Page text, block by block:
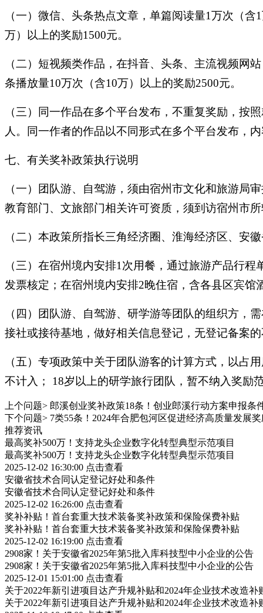
（一）微信、头条热点文章，单篇阅读量1万次（
万）以上的奖励1500元。
（二）短视频类作品，在抖音、头条、主流视频网
条播放量10万次（含10万）以上的奖励2500元。
（三）同一作品在多个平台发布，不重复奖励，
人。同一作者的作品以不同形式在多个平台发布，
七、有关奖补政策执行说明
（一）团队游、自驾游，须由宿州市文化和旅游局
教育部门、文旅部门相关许可资质，须到访宿州市
（二）本政策所指长三角经济圈、淮海经济区、安
（三）在宿州境内安排1次用餐，通过旅游产品行
发票核定；在宿州境内安排2晚住宿，含各县区宾
（四）团队游、自驾游、研学游等团队的组织方，
接社或接待基地，做好相关信息登记，无登记备案
（五）专项政策中关于团队游客的计算方式，以占
不计入； 18岁以上的研学旅行团队，暂不纳入奖励
上个问题> 郎溪创业奖补政策18条！创业郎溪行动方案申报条
下个问题> 7类55条！2024年合肥包河区促进经济高质量发展
推荐资讯
最高奖补500万！支持龙头企业数字化转型典型示范项目
最高奖补500万！支持龙头企业数字化转型典型示范项目
2025-12-02 16:30:00 点击查看
安徽省技术合同认定登记好处和条件
安徽省技术合同认定登记好处和条件
2025-12-02 16:26:00 点击查看
奖补补贴！首台套重大技术装备奖补政策和保险保费补贴
奖补补贴！首台套重大技术装备奖补政策和保险保费补贴
2025-12-02 16:19:00 点击查看
2908家！关于安徽省2025年第5批入库科技型中小企业的公告
2908家！关于安徽省2025年第5批入库科技型中小企业的公告
2025-12-01 15:01:00 点击查看
关于2022年新引进项目达产升规补贴和2024年企业技术改造
关于2022年新引进项目达产升规补贴和2024年企业技术改造